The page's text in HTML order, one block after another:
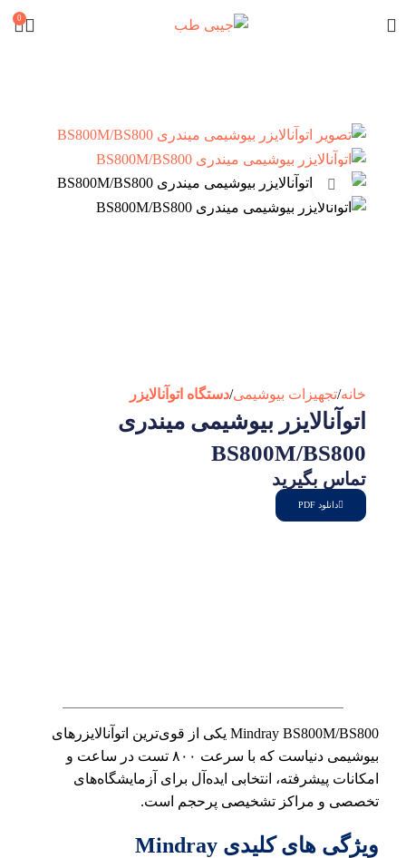
0
خانه تجهیزات بیوشیمی دستگاه اتوآنالایزر
اتوآنالایزر بیوشیمی میندری
BS800M/BS800
تماس بگیرید
دانلود PDF
برای بزرگنمایی کلیک کنید
Mindray BS800M/BS800 یکی از قوی‌ترین اتوآنالایزرهای
بیوشیمی دنیاست که با سرعت ۸۰۰ تست در ساعت و
امکانات پیشرفته، انتخابی ایده‌آل برای آزمایشگاه‌های
تخصصی و مراکز تشخیصی پرحجم است.
ویژگی‌ های کلیدی Mindray